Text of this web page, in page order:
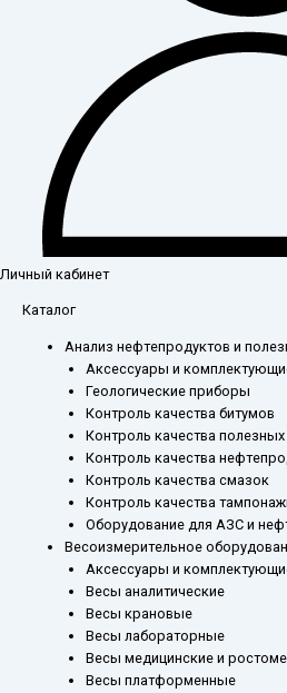
Личный кабинет
Каталог
Анализ нефтепродуктов и
Аксессуары и
Геологические приборы
Контроль качества битумов
Контроль качества
Контроль качества
Контроль качества смазок
Контроль качества
Оборудование для АЗС и
Весоизмерительное
Аксессуары и
Весы аналитические
Весы крановые
Весы лабораторные
Весы медицинские и
Весы платформенные